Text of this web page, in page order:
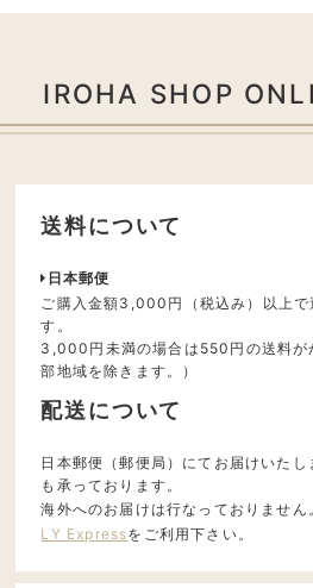
IROHA SHOP
送料について
日本郵便
ご購入金額3,000円（税込み）以上で
す。
3,000円未満の場合は550円の送料が
部地域を除きます。）
配送について
日本郵便（郵便局）にてお届けいた
も承っております。
海外へのお届けは行なっておりません
LY Expressをご利用下さい。